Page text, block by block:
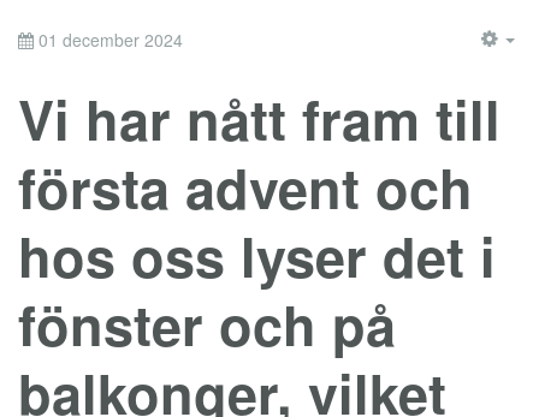
01 december 2024
Vi har nått fram till
första advent och
hos oss lyser det i
fönster och på
balkonger, vilket